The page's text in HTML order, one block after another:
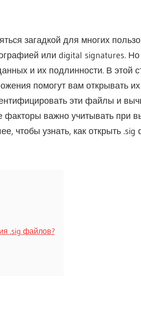
загадкой для многих
или digital signatures.
и их подлинности. В этой
помогут вам открывать
эти файлы и
факторы важно учитывать при
чтобы узнать, как открыть
.sig файлов?